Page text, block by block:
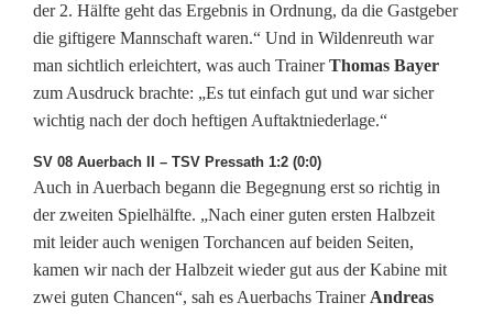
der 2. Hälfte geht das Ergebnis in Ordnung, da die Gastgeber
die giftigere Mannschaft waren.“ Und in Wildenreuth war
man sichtlich erleichtert, was auch TrainerThomas Bayer
zum Ausdruck brachte: „Es tut einfach gut und war sicher
wichtig nach der doch heftigen Auftaktniederlage.“
SV 08 Auerbach II – TSV Pressath 1:2 (0:0)
Auch in Auerbach begann die Begegnung erst so richtig in
der zweiten Spielhälfte. „Nach einer guten ersten Halbzeit
mit leider auch wenigen Torchancen auf beiden Seiten,
kamen wir nach der Halbzeit wieder gut aus der Kabine mit
zwei guten Chancen“, sah es Auerbachs Trainer Andreas